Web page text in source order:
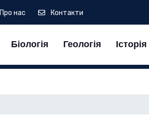
Про нас Контакти
Біологія Геологія Історія